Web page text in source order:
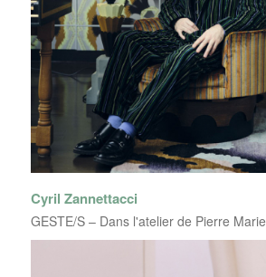
Cyril Zannettacci
GESTE/S – Dans l'atelier de Pierre Marie